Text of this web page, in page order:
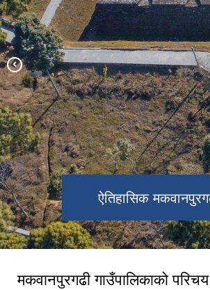
ऐतिहासिक
मकवानपुरगढी गाउँपालिकाको परिचय